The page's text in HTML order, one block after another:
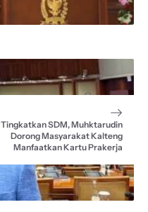
Tingkatkan SDM, Muhktarudin
Dorong Masyarakat Kalteng
Manfaatkan Kartu Prakerja